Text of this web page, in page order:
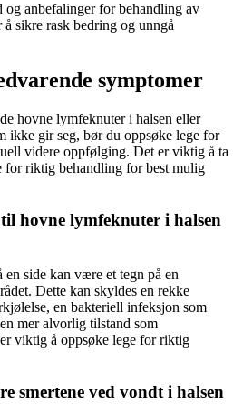
anbefalinger for behandling av
sikre rask bedring og unngå
symptomer
hovne lymfeknuter i halsen eller
ikke gir seg, bør du oppsøke lege for
videre oppfølging. Det er viktig å ta
for riktig behandling for best mulig
hovne lymfeknuter i halsen
side kan være et tegn på en
Dette kan skyldes en rekke
en bakteriell infeksjon som
mer alvorlig tilstand som
viktig å oppsøke lege for riktig
smertene ved vondt i halsen